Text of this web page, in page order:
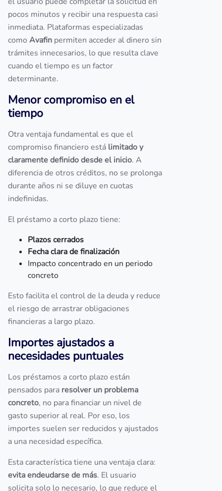
pocos minutos y recibir una respuesta casi
inmediata. Plataformas especializadas
como Avafin permiten acceder al dinero sin
trámites innecesarios, lo que resulta clave
cuando el tiempo es un factor
determinante.
Menor compromiso en el
tiempo
Otra ventaja fundamental es que el
compromiso financiero está limitado y
claramente definido desde el inicio. A
diferencia de otros créditos, no se prolonga
durante años ni se diluye en cuotas
indefinidas.
El préstamo a corto plazo tiene:
Plazos cerrados
Fecha clara de finalización
Impacto concentrado en un periodo
concreto
Esto facilita el control de la deuda y reduce
el riesgo de arrastrar obligaciones
financieras a largo plazo.
Importes ajustados a
necesidades puntuales
Los préstamos a corto plazo están
pensados para resolver un problema
concreto, no para financiar un nivel de
gasto superior al real. Por eso, los
importes suelen ser reducidos y ajustados
a una necesidad específica.
Esta característica tiene una ventaja clara:
evita endeudarse de más. El usuario
solicita solo lo necesario, lo que reduce el